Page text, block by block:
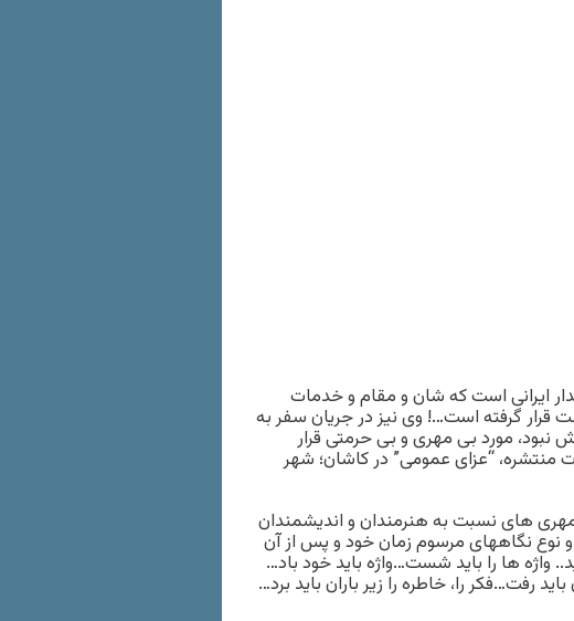
ایرانی است که شان و مقام و خدمات
قرار گرفته است…! وی نیز در جریان سفر به
مورد بی مهری و بی حرمتی قرار
“عزای عمومی” در کاشان؛ شهر
مهری های نسبت به هنرمندان و اندیشمندان
نوع نگاههای مرسوم زمان خود و پس از آن
واژه ها را باید شست…واژه باید خود باد…
رفت…فکر را، خاطره را زیر باران باید برد…